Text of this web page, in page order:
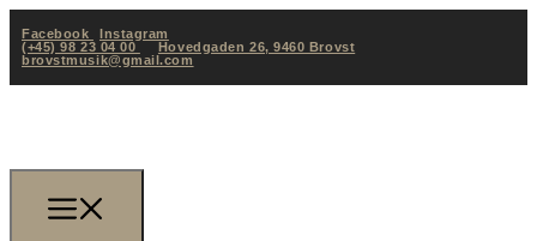
Facebook
Instagram
(+45) 98 23 04 00
Hovedgaden 26, 9460 Brovst
brovstmusik@gmail.com